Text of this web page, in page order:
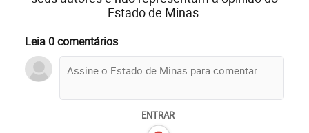
Estado de Minas.
Leia 0 comentários
ENTRAR